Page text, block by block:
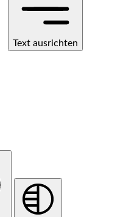
Text ausrichten